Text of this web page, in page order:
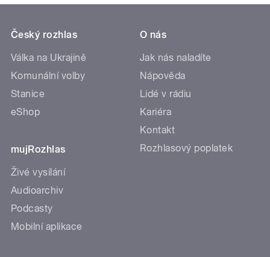
Český rozhlas
Válka na Ukrajině
Komunální volby
Stanice
eShop
mujRozhlas
Živé vysílání
Audioarchiv
Podcasty
Mobilní aplikace
O nás
Jak nás naladíte
Nápověda
Lidé v rádiu
Kariéra
Kontakt
Rozhlasový poplatek